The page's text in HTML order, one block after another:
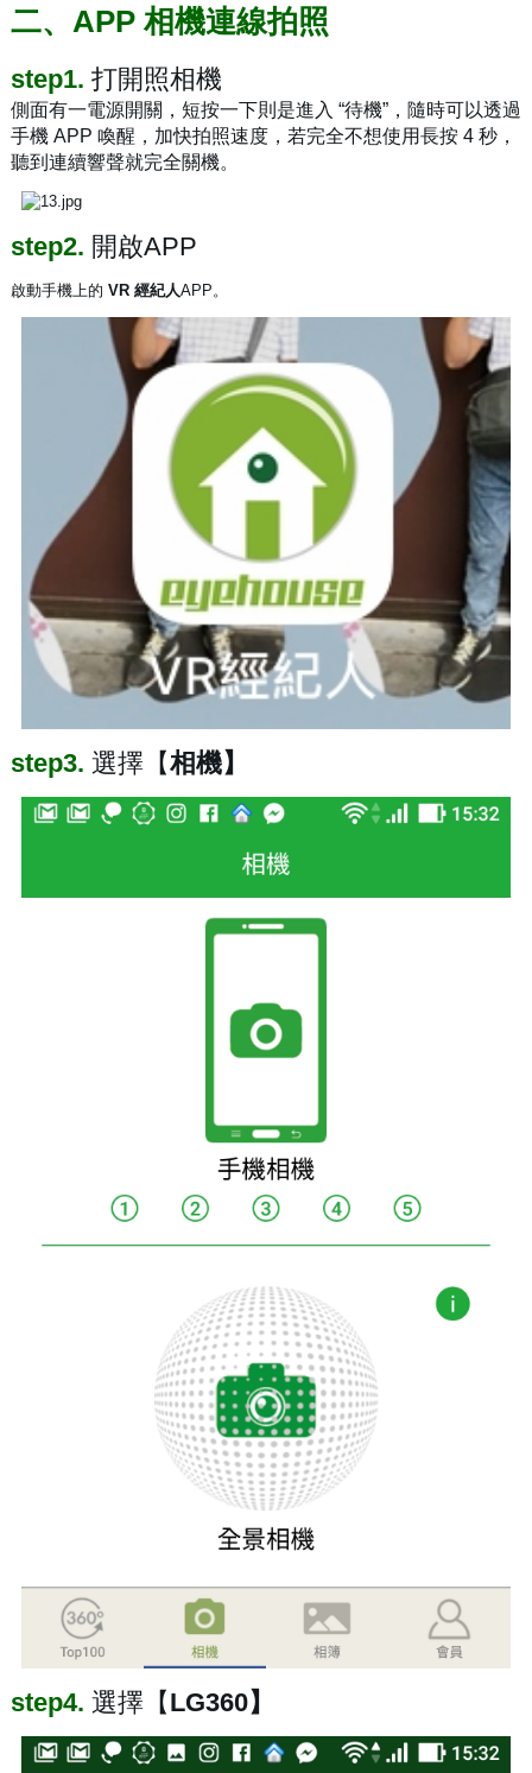
二、APP 相機連線拍照
step1. 打開照相機
側面有一電源開關，短按一下則是進入 “待機”，隨時可以透過
手機 APP 喚醒，加快拍照速度，若完全不想使用長按 4 秒，
聽到連續響聲就完全關機。
step2. 開啟APP
啟動手機上的 VR 經紀人APP。
step3. 選擇【相機】
step4. 選擇【LG360】